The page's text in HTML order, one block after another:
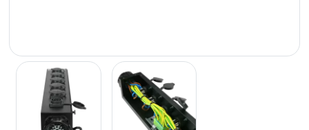
flash
Regulamin
Kontakt
Kariera